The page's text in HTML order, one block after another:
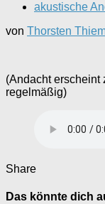
akustische
von Thorsten
(Andacht erscheint
regelmäßig)
Share
Das könnte dich